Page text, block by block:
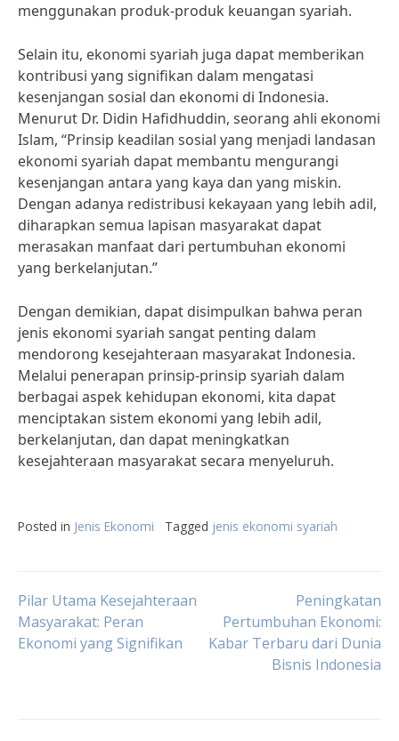
menggunakan produk-produk keuangan syariah.
Selain itu, ekonomi syariah juga dapat memberikan
kontribusi yang signifikan dalam mengatasi
kesenjangan sosial dan ekonomi di Indonesia.
Menurut Dr. Didin Hafidhuddin, seorang ahli ekonomi
Islam, “Prinsip keadilan sosial yang menjadi landasan
ekonomi syariah dapat membantu mengurangi
kesenjangan antara yang kaya dan yang miskin.
Dengan adanya redistribusi kekayaan yang lebih adil,
diharapkan semua lapisan masyarakat dapat
merasakan manfaat dari pertumbuhan ekonomi
yang berkelanjutan.”
Dengan demikian, dapat disimpulkan bahwa peran
jenis ekonomi syariah sangat penting dalam
mendorong kesejahteraan masyarakat Indonesia.
Melalui penerapan prinsip-prinsip syariah dalam
berbagai aspek kehidupan ekonomi, kita dapat
menciptakan sistem ekonomi yang lebih adil,
berkelanjutan, dan dapat meningkatkan
kesejahteraan masyarakat secara menyeluruh.
Posted in Jenis Ekonomi Tagged jenis ekonomi syariah
Post
navigation
Pilar Utama Kesejahteraan
Masyarakat: Peran
Ekonomi yang Signifikan
Peningkatan
Pertumbuhan Ekonomi:
Kabar Terbaru dari Dunia
Bisnis Indonesia